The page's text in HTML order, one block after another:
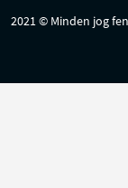
2021 © Minden jog